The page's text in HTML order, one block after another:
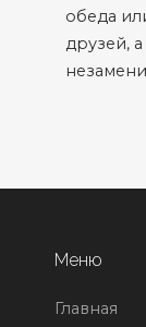
обеда
друзей,
Меню
Главная